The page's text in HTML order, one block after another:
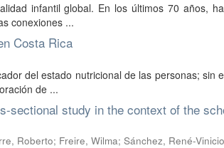
infantil global. En los últimos 70 años,
conexiones ...
Costa Rica
del estado nutricional de las personas; sin
de ...
sectional study in the context of the
Roberto; Freire, Wilma; Sánchez, René-Vinicio